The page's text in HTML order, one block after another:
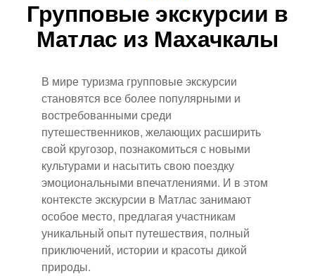
Групповые экскурсии в
Матлас из Махачкалы
В мире туризма групповые экскурсии
становятся все более популярными и
востребованными среди
путешественников, желающих расширить
свой кругозор, познакомиться с новыми
культурами и насытить свою поездку
эмоциональными впечатлениями. И в этом
контексте экскурсии в Матлас занимают
особое место, предлагая участникам
уникальный опыт путешествия, полный
приключений, истории и красоты дикой
природы.